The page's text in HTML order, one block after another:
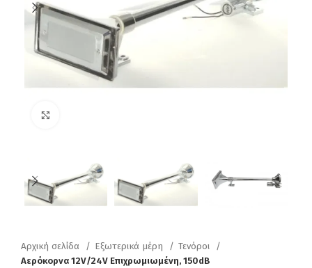
Αρχική σελίδα Εξωτερικά μέρη
Τενόροι
Αερόκορνα 12V/24V Επιχρωμιωμένη, 150dB